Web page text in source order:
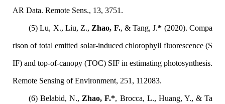
AR Data. Remote Sens., 13, 3751.
(5) Lu, X., Liu, Z., Zhao, F., & Tang, J.* (2020). Compa
rison of total emitted solar-induced chlorophyll fluorescence (S
IF) and top-of-canopy (TOC) SIF in estimating photosynthesis.
Remote Sensing of Environment, 251, 112083.
(6) Belabid, N., Zhao, F.*, Brocca, L., Huang, Y., & Ta